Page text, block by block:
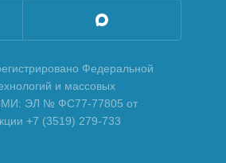
Федеральной
и массовых
СМИ: ЭЛ № ФС77-77805 от
+7 (3519) 279-733